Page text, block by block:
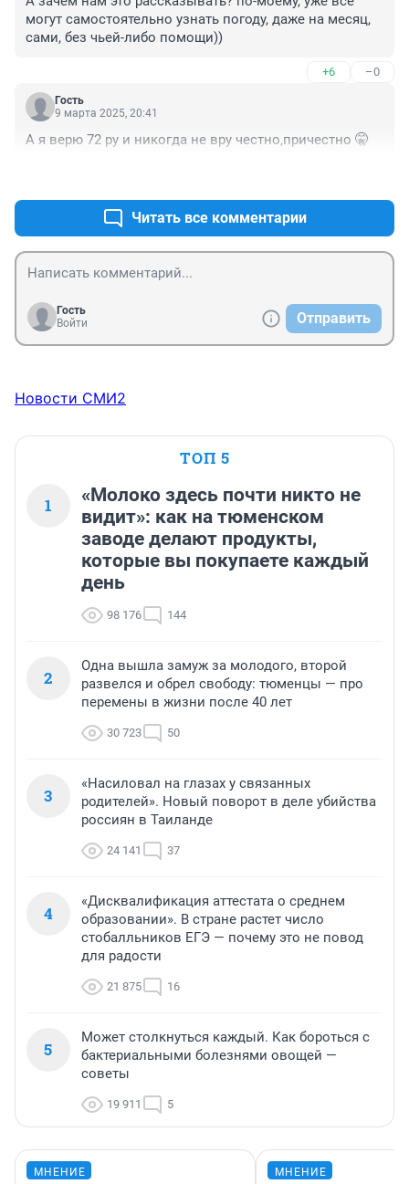
могут самостоятельно узнать погоду, даже на месяц,
сами, без чьей-либо помощи))
+6 –0
Гость
9 марта 2025, 20:41
А я верю 72 ру и никогда не вру честно,причестно 🤫
Читать все комментарии
Гость
Войти
Отправить
Новости СМИ2
ТОП 5
1
«Молоко здесь почти никто не
видит»: как на тюменском
заводе делают продукты,
которые вы покупаете каждый
день
98 176 144
2
Одна вышла замуж за молодого, второй
развелся и обрел свободу: тюменцы — про
перемены в жизни после 40 лет
30 723 50
3
«Насиловал на глазах у связанных
родителей». Новый поворот в деле убийства
россиян в Таиланде
24 141 37
4
«Дисквалификация аттестата о среднем
образовании». В стране растет число
стобалльников ЕГЭ — почему это не повод
для радости
21 875 16
5
Может столкнуться каждый. Как бороться с
бактериальными болезнями овощей —
советы
19 911 5
МНЕНИЕ МНЕНИЕ